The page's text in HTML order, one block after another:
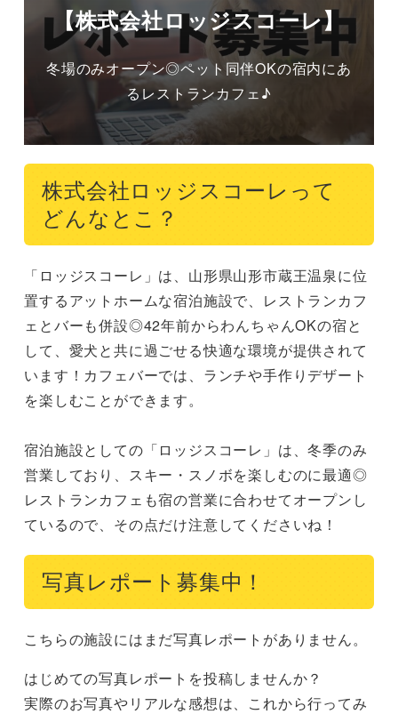
【株式会社ロッジスコーレ】
冬場のみオープン◎ペット同伴OKの宿内にあ
るレストランカフェ♪
株式会社ロッジスコーレって
どんなとこ？
「ロッジスコーレ」は、山形県山形市蔵王温泉に位
置するアットホームな宿泊施設で、レストランカフ
ェとバーも併設◎42年前からわんちゃんOKの宿と
して、愛犬と共に過ごせる快適な環境が提供されて
います！カフェバーでは、ランチや手作りデザート
を楽しむことができます。
宿泊施設としての「ロッジスコーレ」は、冬季のみ
営業しており、スキー・スノボを楽しむのに最適◎
レストランカフェも宿の営業に合わせてオープンし
ているので、その点だけ注意してくださいね！
写真レポート募集中！
こちらの施設にはまだ写真レポートがありません。
はじめての写真レポートを投稿しませんか？
実際のお写真やリアルな感想は、これから行ってみ